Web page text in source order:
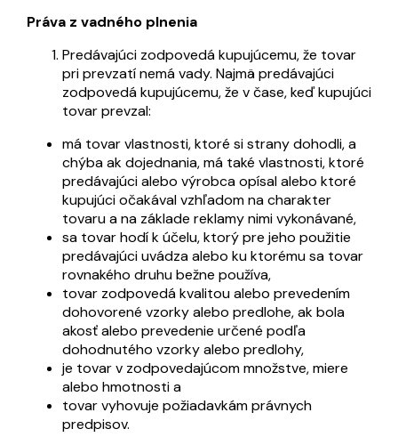
Práva z vadného plnenia
Predávajúci zodpovedá kupujúcemu, že tovar
pri prevzatí nemá vady. Najmä predávajúci
zodpovedá kupujúcemu, že v čase, keď kupujúci
tovar prevzal:
má tovar vlastnosti, ktoré si strany dohodli, a
chýba ak dojednania, má také vlastnosti, ktoré
predávajúci alebo výrobca opísal alebo ktoré
kupujúci očakával vzhľadom na charakter
tovaru a na základe reklamy nimi vykonávané,
sa tovar hodí k účelu, ktorý pre jeho použitie
predávajúci uvádza alebo ku ktorému sa tovar
rovnakého druhu bežne používa,
tovar zodpovedá kvalitou alebo prevedením
dohovorené vzorky alebo predlohe, ak bola
akosť alebo prevedenie určené podľa
dohodnutého vzorky alebo predlohy,
je tovar v zodpovedajúcom množstve, miere
alebo hmotnosti a
tovar vyhovuje požiadavkám právnych
predpisov.